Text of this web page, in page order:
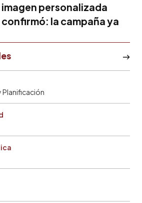
imagen personalizada
confirmó: la campaña ya
Planificación